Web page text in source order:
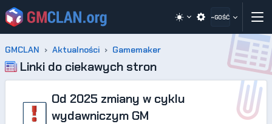
~GOŚĆ
GMCLAN Aktualności Gamemaker
Linki do ciekawych stron
Od 2025 zmiany w cyklu
wydawniczym GM